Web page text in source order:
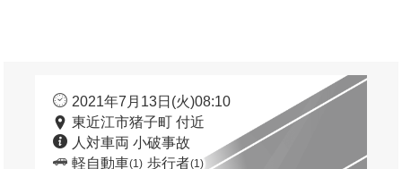
2021年7月13日(火)08:10
東近江市猪子町 付近
人対車両 小破事故
軽自動車(1) 歩行者(1)